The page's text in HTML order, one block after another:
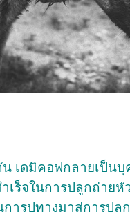
เดมิคอฟกลายเป็น
เร็จในการปลูกถ่ายหั
การปูทางมาสู่การปลู